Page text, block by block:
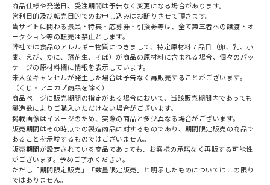
商品仕様や発送日、受注期間は予告なく変更になる場合があります。
営利目的及び転売目的でのお申し込みはお断りさせて頂きます。
当サイトに関わる景品・特典・応募券・引換券等は、全て第三者への譲渡・オ
ークション等の転売は禁止とします。
弊社では食品のアレルギー物質につきまして、特定原材料７品目（卵、乳、小
麦、えび、かに、落花生、そば）が商品の原材料に含まれる場合、個々のパッ
ケージの原材料欄に情報を表示しています。
未入金キャンセルが発生した場合は予告なく再販売することがございます。
（くじ・アニカプ商品を除く）
商品ページに販売期間の指定がある場合において、当該販売期間内であっても
製造数によりご購入いただけない場合がございます。
掲載画像はイメージのため、実際の商品と多少異なる場合がございます。
販売期間はその時点での製造商品に対するものであり、期間限定販売の商品で
あることを示唆するものではございません。
販売期間が設定されている商品であっても、お客様の承諾なく再販する可能性
がございます。予めご了承ください。
ただし「期間限定販売」「数量限定販売」と明示したものについてはこの限り
ではありません。